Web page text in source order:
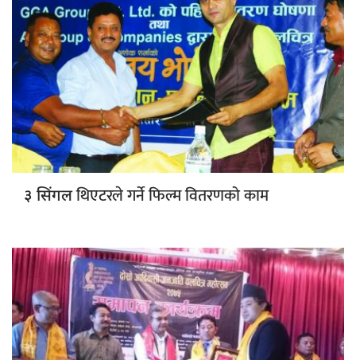
३ सिंगलथिएटरले गर्ने फिल्म वितरणको काम